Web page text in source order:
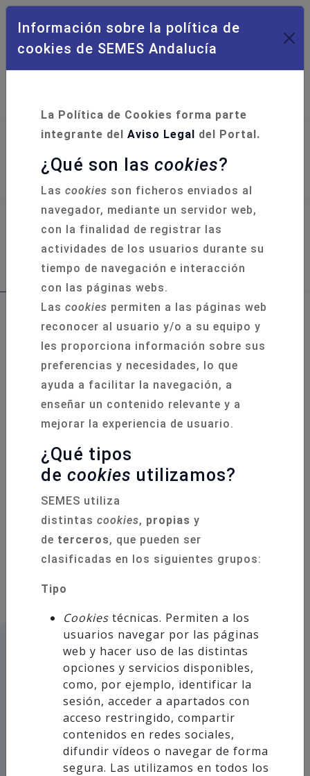
Campus Formación
Curso de Instructor en Soporte Vital
Básico (BIC) - Sede Málaga
Cursos RCP SEMES Andalucía
02 Marzo 2026
ABIERTO PLAZO DE INSCRIPCIÓN A
CURSO INSTRUCTORES SOPORTE
VITAL BASICO (BIC)
Dirigido a personal médico,
enfermería y técnicos sanitarios.
Información sobre la política de
cookies de SEMES Andalucía
La Política de Cookies forma parte
integrante del Aviso Legal del Portal.
¿Qué son las cookies?
Las cookies son ficheros enviados al
navegador, mediante un servidor web,
con la finalidad de registrar las
actividades de los usuarios durante su
tiempo de navegación e interacción
con las páginas webs.
Las cookies permiten a las páginas web
reconocer al usuario y/o a su equipo y
les proporciona información sobre sus
preferencias y necesidades, lo que
ayuda a facilitar la navegación, a
enseñar un contenido relevante y a
mejorar la experiencia de usuario.
¿Qué tipos
de cookies utilizamos?
SEMES utiliza
distintas cookies, propias y
de terceros, que pueden ser
clasificadas en los siguientes grupos:
Tipo
Cookies técnicas. Permiten a los
usuarios navegar por las páginas
web y hacer uso de las distintas
opciones y servicios disponibles,
como, por ejemplo, identificar la
sesión, acceder a apartados con
acceso restringido, compartir
contenidos en redes sociales,
difundir vídeos o navegar de forma
segura. Las utilizamos en todos los